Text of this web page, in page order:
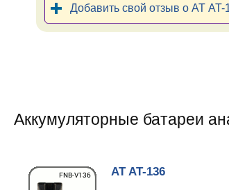
Добавить свой отзыв о AT AT-
Аккумуляторные батареи
AT AT-136